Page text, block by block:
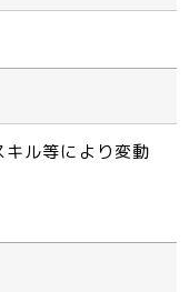
キル等により変動